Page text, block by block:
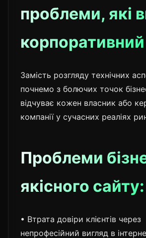
проблеми, які
Замість розгляду технічних
почнемо з болючих точок
відчуває кожен власник або
компанії у сучасних реаліях
Проблеми
якісного сайту:
• Втрата довіри клієнтів через
непрофесійний вигляд в